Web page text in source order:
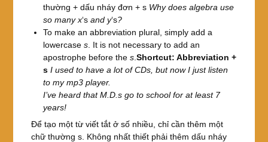
thường + dấu nháy đơn + s Why does algebra use
so many x‘sand y‘s?
To make an abbreviation plural, simply add a
lowercase s. It is not necessary to add an
apostrophe before the s. Shortcut: Abbreviation +
sI used to have a lot of CDs, but now I just listen
to my mp3 player.
I’ve heard that M.D.s go to school for at least 7
years!
Để tạo một từ viết tắt ở số nhiều, chỉ cần thêm một
chữ thường s. Không nhất thiết phải thêm dấu nháy